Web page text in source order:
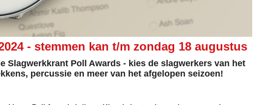
- stemmen kan t/m zondag 18 augustus
Slagwerkkrant Poll Awards - kies de slagwerkers van het
percussie en meer van het afgelopen seizoen!